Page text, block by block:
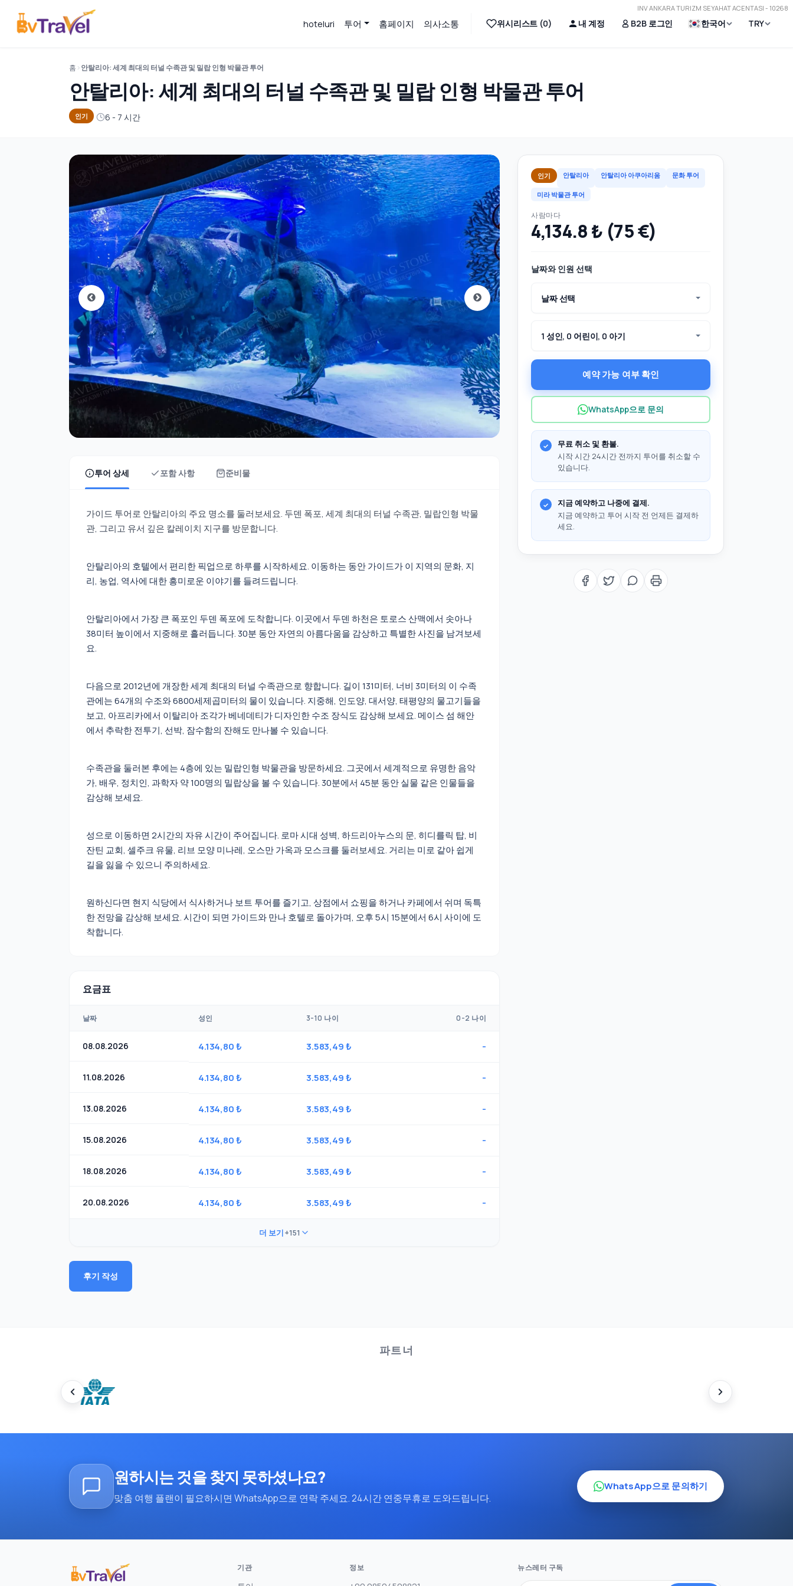
INV ANKARA TURIZM SEYAHAT ACENTASI - 10268
hoteluri 투어 홈페이지 의사소통 위시리스트 (0) 내 계정 B2B 로그인 한국어 TRY
홈 안탈리아: 세계 최대의 터널 수족관 및 밀랍 인형 박물관 투어
안탈리아: 세계 최대의 터널 수족관 및 밀랍 인형 박물관 투어
인기 6 - 7 시간
투어 상세 포함 사항 준비물
가이드 투어로 안탈리아의 주요 명소를 둘러보세요. 두덴 폭포, 세계 최대의 터널 수족관, 밀랍인형 박물
관, 그리고 유서 깊은 칼레이치 지구를 방문합니다.
안탈리아의 호텔에서 편리한 픽업으로 하루를 시작하세요. 이동하는 동안 가이드가 이 지역의 문화, 지
리, 농업, 역사에 대한 흥미로운 이야기를 들려드립니다.
안탈리아에서 가장 큰 폭포인 두덴 폭포에 도착합니다. 이곳에서 두덴 하천은 토로스 산맥에서 솟아나
38미터 높이에서 지중해로 흘러듭니다. 30분 동안 자연의 아름다움을 감상하고 특별한 사진을 남겨보세
요.
다음으로 2012년에 개장한 세계 최대의 터널 수족관으로 향합니다. 길이 131미터, 너비 3미터의 이 수족
관에는 64개의 수조와 6800세제곱미터의 물이 있습니다. 지중해, 인도양, 대서양, 태평양의 물고기들을
보고, 아프리카에서 이탈리아 조각가 베네데티가 디자인한 수조 장식도 감상해 보세요. 메이스 섬 해안
에서 추락한 전투기, 선박, 잠수함의 잔해도 만나볼 수 있습니다.
수족관을 둘러본 후에는 4층에 있는 밀랍인형 박물관을 방문하세요. 그곳에서 세계적으로 유명한 음악
가, 배우, 정치인, 과학자 약 100명의 밀랍상을 볼 수 있습니다. 30분에서 45분 동안 실물 같은 인물들을
감상해 보세요.
성으로 이동하면 2시간의 자유 시간이 주어집니다. 로마 시대 성벽, 하드리아누스의 문, 히디를릭 탑, 비
잔틴 교회, 셀주크 유물, 리브 모양 미나레, 오스만 가옥과 모스크를 둘러보세요. 거리는 미로 같아 쉽게
길을 잃을 수 있으니 주의하세요.
원하신다면 현지 식당에서 식사하거나 보트 투어를 즐기고, 상점에서 쇼핑을 하거나 카페에서 쉬며 독특
한 전망을 감상해 보세요. 시간이 되면 가이드와 만나 호텔로 돌아가며, 오후 5시 15분에서 6시 사이에 도
착합니다.
요금표
날짜 성인 3-10 나이 0-2 나이
08.08.2026 4.134,80 ₺ 3.583,49 ₺ -
11.08.2026 4.134,80 ₺ 3.583,49 ₺ -
13.08.2026 4.134,80 ₺ 3.583,49 ₺ -
15.08.2026 4.134,80 ₺ 3.583,49 ₺ -
18.08.2026 4.134,80 ₺ 3.583,49 ₺ -
20.08.2026 4.134,80 ₺ 3.583,49 ₺ -
더 보기+151
후기 작성
인기 안탈리아 안탈리아 아쿠아리움 문화 투어
미라 박물관 투어
사람마다
4,134.8 ₺ (75 €)
날짜와 인원 선택
날짜 선택
1 성인, 0 어린이, 0 아기
예약 가능 여부 확인
WhatsApp으로 문의
무료 취소 및 환불.
시작 시간 24시간 전까지 투어를 취소할 수
있습니다.
지금 예약하고 나중에 결제.
지금 예약하고 투어 시작 전 언제든 결제하
세요.
파트너
원하시는 것을 찾지 못하셨나요?
맞춤 여행 플랜이 필요하시면 WhatsApp으로 연락 주세요. 24시간 연중무휴로 도와드립니다.
WhatsApp으로 문의하기
기관 정보 뉴스레터 구독